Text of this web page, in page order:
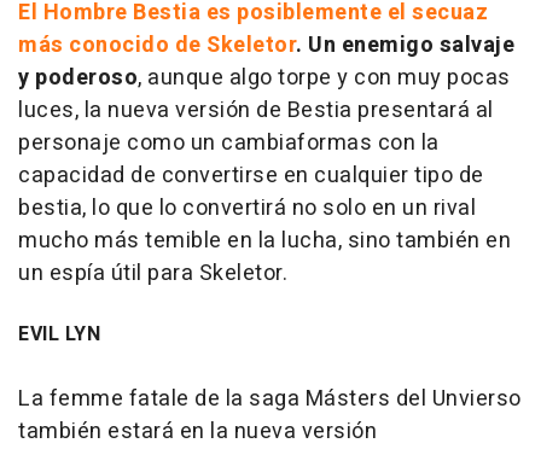
El Hombre Bestia es posiblemente el secuaz
más conocido de Skeletor. Un enemigo salvaje
y poderoso, aunque algo torpe y con muy pocas
luces, la nueva versión de Bestia presentará al
personaje como un cambiaformas con la
capacidad de convertirse en cualquier tipo de
bestia, lo que lo convertirá no solo en un rival
mucho más temible en la lucha, sino también en
un espía útil para Skeletor.
EVIL LYN
La femme fatale de la saga Másters del Unvierso
también estará en la nueva versión